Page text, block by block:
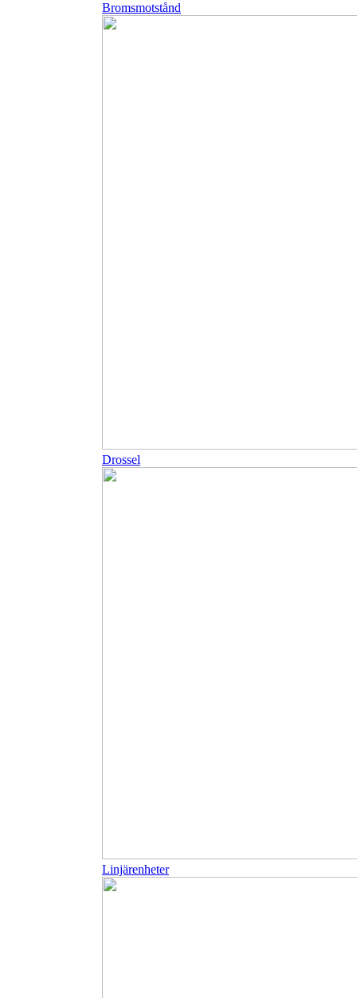
Bromsmotstånd
Drossel
Linjärenheter